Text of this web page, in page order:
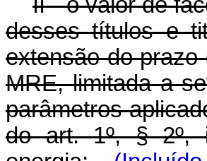
desses títulos e
extensão do prazo
MRE, limitada a
parâmetros
do art. 1º, § 2º,